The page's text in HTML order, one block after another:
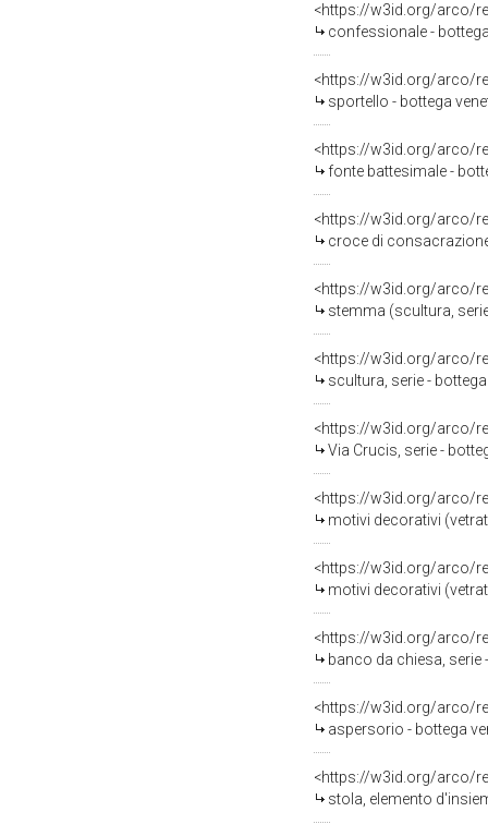
<https://w3id.org/arco/
confessionale -
<https://w3id.org/arco/
sportello - bottega
<https://w3id.org/arco/
fonte battesimale -
<https://w3id.org/arco/
croce di
<https://w3id.org/arco/
stemma (scultura,
<https://w3id.org/arco/
scultura, serie -
<https://w3id.org/arco/
Via Crucis, serie -
<https://w3id.org/arco/
motivi decorativi
<https://w3id.org/arco/
motivi decorativi
<https://w3id.org/arco/
banco da chiesa, serie
<https://w3id.org/arco/
aspersorio - bottega
<https://w3id.org/arco/
stola, elemento